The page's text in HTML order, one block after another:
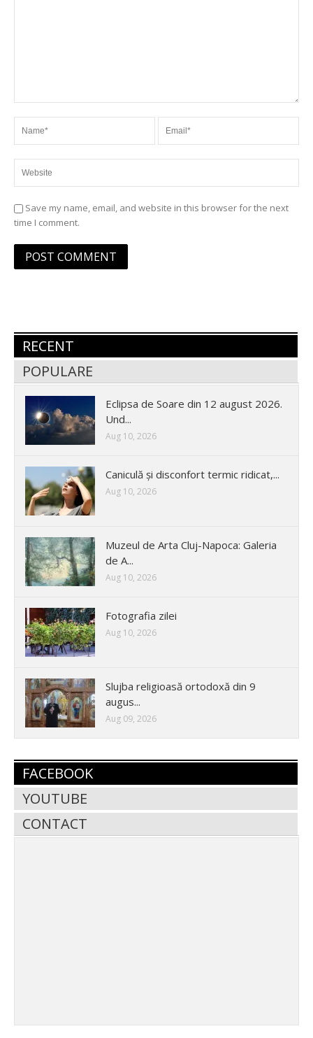
Save my name, email, and website in this browser for the next
time I comment.
RECENT
POPULARE
Eclipsa de Soare din 12 august 2026.
Und...
Aug 10, 2026
Caniculă și disconfort termic ridicat,...
Aug 10, 2026
Muzeul de Arta Cluj-Napoca: Galeria
de A...
Aug 10, 2026
Fotografia zilei
Aug 10, 2026
Slujba religioasă ortodoxă din 9
augus...
Aug 09, 2026
FACEBOOK
YOUTUBE
CONTACT